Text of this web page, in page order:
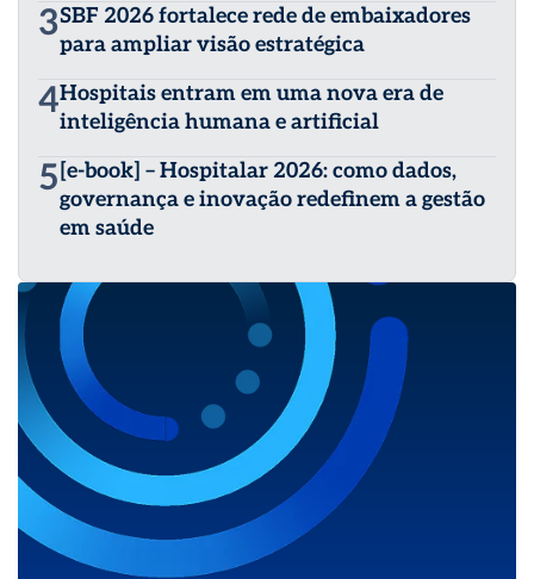
3SBF 2026 fortalece rede de embaixadores
para ampliar visão estratégica
4Hospitais entram em uma nova era de
inteligência humana e artificial
5 [e-book] – Hospitalar 2026: como dados,
governança e inovação redefinem a gestão
em saúde